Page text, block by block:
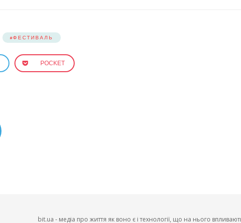
ФЕСТИВАЛЬ
POCKET
bit.ua - медіа про життя як воно є і технології, що на нього